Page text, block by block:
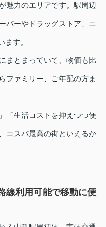
魅力のエリアです。駅周辺
パーやドラッグストア、ニ
ます。
まとまっていて、物価も比
ファミリー、ご年配の方ま
「生活コストを抑えつつ便
コスパ最高の街といえるか
線利用可能で移動に便